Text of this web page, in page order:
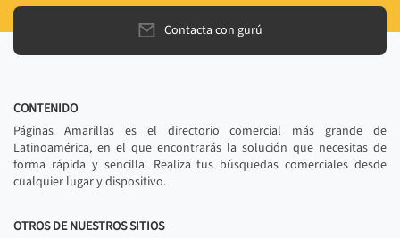
Contacta con gurú
CONTENIDO
Páginas Amarillas es el directorio comercial más grande de
Latinoamérica, en el que encontrarás la solución que necesitas de
forma rápida y sencilla. Realiza tus búsquedas comerciales desde
cualquier lugar y dispositivo.
OTROS DE NUESTROS SITIOS